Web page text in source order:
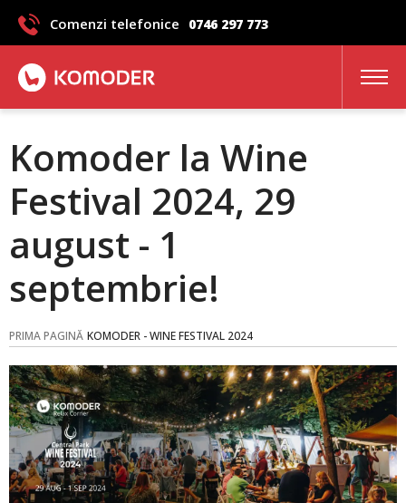
Comenzi telefonice 0746 297 773
Komoder la Wine
Festival 2024, 29
august - 1
septembrie!
PRIMA PAGINĂ KOMODER - WINE FESTIVAL 2024